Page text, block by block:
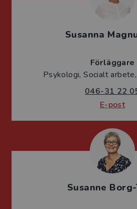
Susanna
Förläggare
Psykologi, Socialt
046-31 22
E-post
Susanne